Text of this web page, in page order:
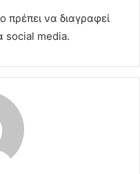
πρέπει να διαγραφεί
social media.